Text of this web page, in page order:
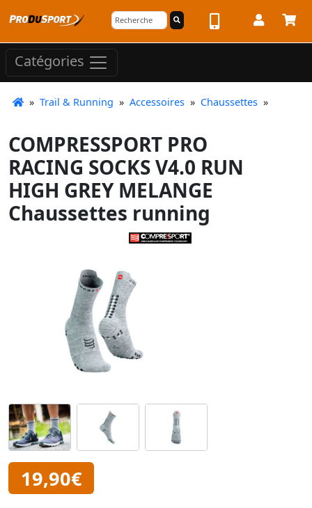
Catégories
» Trail & Running » Accessoires » Chaussettes »
COMPRESSPORT PRO
RACING SOCKS V4.0 RUN
HIGH GREY MELANGE
Chaussettes running
19,90€